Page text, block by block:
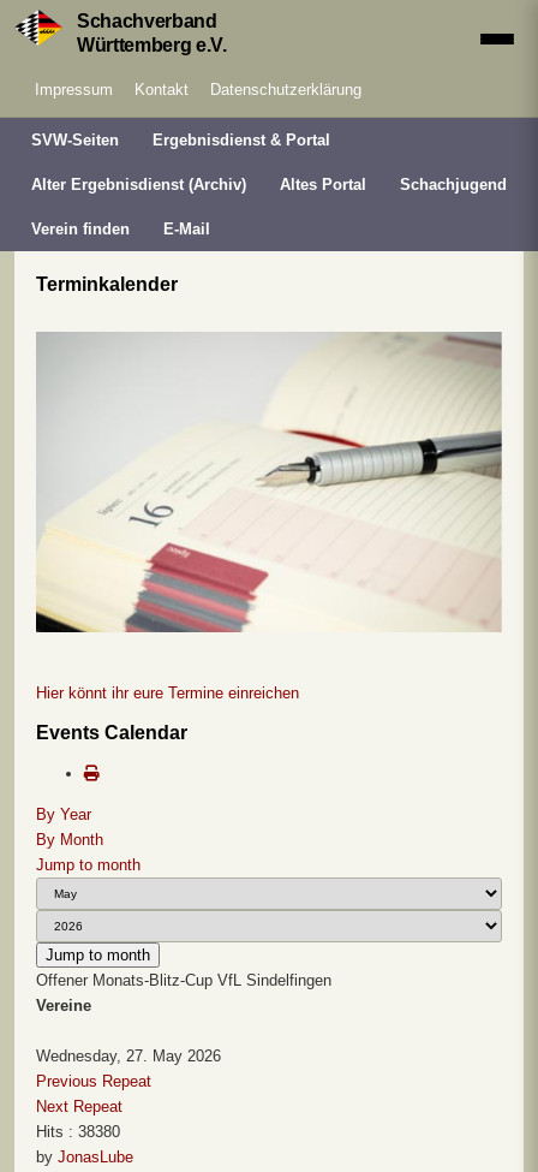
Schachverband
Württemberg e.V.
Impressum Kontakt Datenschutzerklärung
SVW-Seiten Ergebnisdienst & Portal
Alter Ergebnisdienst (Archiv) Altes Portal Schachjugend
Verein finden E-Mail
Terminkalender
Hier könnt ihr eure Termine einreichen
Events Calendar
By Year
By Month
Jump to month
Jump to month
Offener Monats-Blitz-Cup VfL Sindelfingen
Vereine
Wednesday, 27. May 2026
Previous Repeat
Next Repeat
Hits : 38380
by JonasLube